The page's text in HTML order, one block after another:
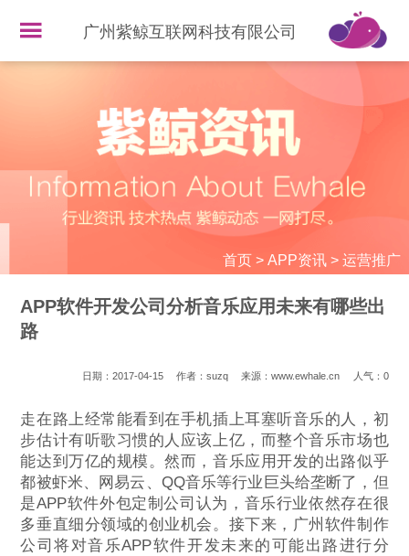
广州紫鲸互联网科技有限公司
首页> APP资讯> 运营推广
APP软件开发公司分析音乐应用未来有哪些出
路
日期：2017-04-15 作者：suzq 来源：www.ewhale.cn 人气： 0
走在路上经常能看到在手机插上耳塞听音乐的人，初
步估计有听歌习惯的人应该上亿，而整个音乐市场也
能达到万亿的规模。然而，音乐应用开发的出路似乎
都被虾米、网易云、QQ音乐等行业巨头给垄断了，但
是APP软件外包定制公司认为，音乐行业依然存在很
多垂直细分领域的创业机会。接下来，广州软件制作
公司将对音乐APP软件开发未来的可能出路进行分